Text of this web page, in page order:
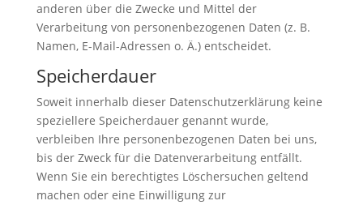
anderen über die Zwecke und Mittel der
Verarbeitung von personenbezogenen Daten (z. B.
Namen, E-Mail-Adressen o. Ä.) entscheidet.
Speicherdauer
Soweit innerhalb dieser Datenschutzerklärung keine
speziellere Speicherdauer genannt wurde,
verbleiben Ihre personenbezogenen Daten bei uns,
bis der Zweck für die Datenverarbeitung entfällt.
Wenn Sie ein berechtigtes Löschersuchen geltend
machen oder eine Einwilligung zur